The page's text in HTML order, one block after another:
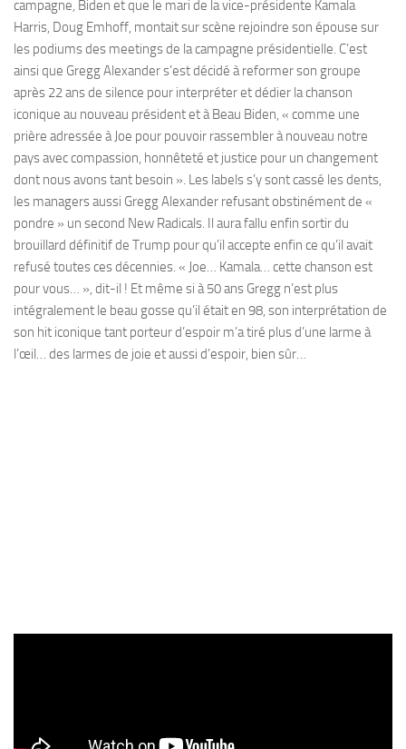
campagne, Biden et que le mari de la vice-présidente Kamala
Harris, Doug Emhoff, montait sur scène rejoindre son épouse sur
les podiums des meetings de la campagne présidentielle. C’est
ainsi que Gregg Alexander s’est décidé à reformer son groupe
après 22 ans de silence pour interpréter et dédier la chanson
iconique au nouveau président et à Beau Biden, « comme une
prière adressée à Joe pour pouvoir rassembler à nouveau notre
pays avec compassion, honnêteté et justice pour un changement
dont nous avons tant besoin ». Les labels s’y sont cassé les dents,
les managers aussi Gregg Alexander refusant obstinément de «
pondre » un second New Radicals. Il aura fallu enfin sortir du
brouillard définitif de Trump pour qu’il accepte enfin ce qu’il avait
refusé toutes ces décennies. « Joe… Kamala… cette chanson est
pour vous… », dit-il ! Et même si à 50 ans Gregg n’est plus
intégralement le beau gosse qu’il était en 98, son interprétation de
son hit iconique tant porteur d’espoir m’a tiré plus d’une larme à
l’œil… des larmes de joie et aussi d’espoir, bien sûr…